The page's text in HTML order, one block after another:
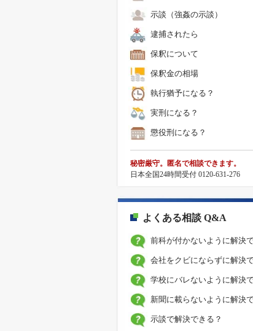
示談（強姦の示談）
逮捕されたら
保釈について
保釈金の相場
執行猶予になる？
実刑になる？
懲役刑になる？
秘密厳守。匿名で相談できます。
日本全国24時間受付 0120-631-276
よくある相談 Q&A
前科が付かないように解決
会社をクビにならずに解決
学校にバレないように解決
新聞に載らないように解決
示談で解決できる？